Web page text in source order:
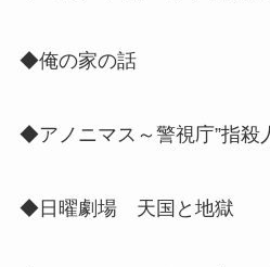
◆俺の家の話
◆アノニマス～警視庁”指殺
◆日曜劇場 天国と地獄